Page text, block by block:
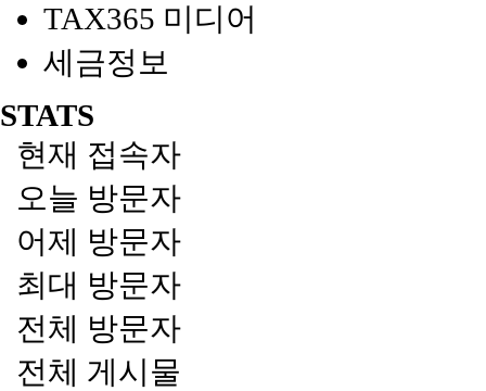
TAX365 미디어
세금정보
STATS
현재 접속자
오늘 방문자
어제 방문자
최대 방문자
전체 방문자
전체 게시물